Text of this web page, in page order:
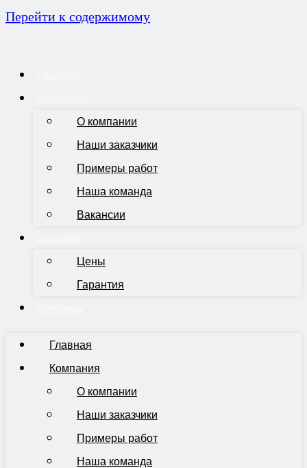
Перейти к содержимому
О компании
Наши заказчики
Примеры работ
Наша команда
Вакансии
Цены
Гарантия
Главная
Компания
О компании
Наши заказчики
Примеры работ
Наша команда